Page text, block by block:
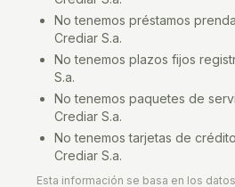
No tenemos préstamos
Crediar S.a.
No tenemos plazos fijos
S.a.
No tenemos paquetes de
Crediar S.a.
No tenemostarjetas de crédito
Crediar S.a.
Esta información se basa en los